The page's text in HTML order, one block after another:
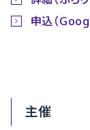
申込（
主催